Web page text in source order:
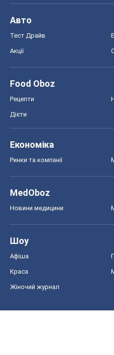
Авто
Тест Драйв
Акції
Food Oboz
Рецепти
Дієти
Економіка
Ринки та компанії
MedOboz
Новини медицини
Шоу
Афіша
Краса
Жіночий журнал